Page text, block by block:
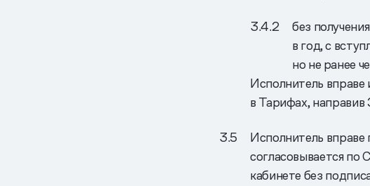
без
в год, с
но не ранее
Исполнитель
в Тарифах,
Исполнитель вправе
согласовывается
кабинете без